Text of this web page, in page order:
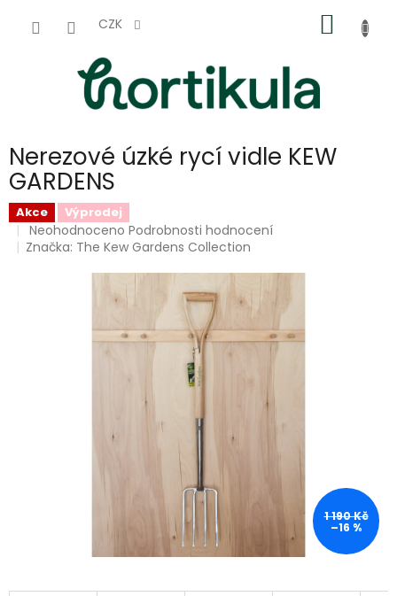
CZK
KOŠÍK
Nerezové úzké rycí vidle KEW
GARDENS
Akce Výprodej
Průměrné
hodnocení
hvězdiček.
Neohodnoceno Podrobnosti hodnocení
Značka: The Kew Gardens Collection
1 190 Kč
–16 %